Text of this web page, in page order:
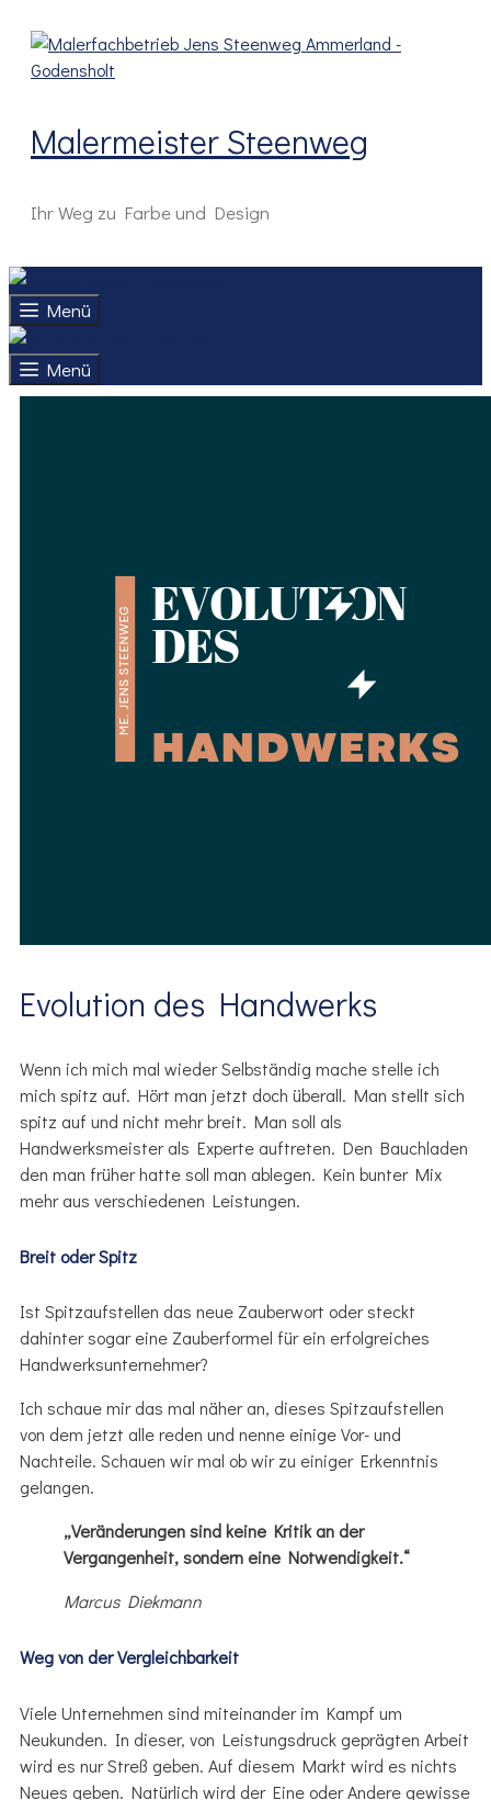
Inhalt
springen
Malermeister Steenweg
Ihr Weg zu Farbe und Design
Menü
Menü
Evolution des Handwerks
Wenn ich mich mal wieder Selbständig mache stelle ich
mich spitz auf. Hört man jetzt doch überall. Man stellt sich
spitz auf und nicht mehr breit. Man soll als
Handwerksmeister als Experte auftreten. Den Bauchladen
den man früher hatte soll man ablegen. Kein bunter Mix
mehr aus verschiedenen Leistungen.
Breit oder Spitz
Ist Spitzaufstellen das neue Zauberwort oder steckt
dahinter sogar eine Zauberformel für ein erfolgreiches
Handwerksunternehmer?
Ich schaue mir das mal näher an, dieses Spitzaufstellen
von dem jetzt alle reden und nenne einige Vor- und
Nachteile. Schauen wir mal ob wir zu einiger Erkenntnis
gelangen.
„Veränderungen sind keine Kritik an der
Vergangenheit, sondern eine Notwendigkeit.“
Marcus Diekmann
Weg von der Vergleichbarkeit
Viele Unternehmen sind miteinander im Kampf um
Neukunden. In dieser, von Leistungsdruck geprägten Arbeit
wird es nur Streß geben. Auf diesem Markt wird es nichts
Neues geben. Natürlich wird der Eine oder Andere gewisse